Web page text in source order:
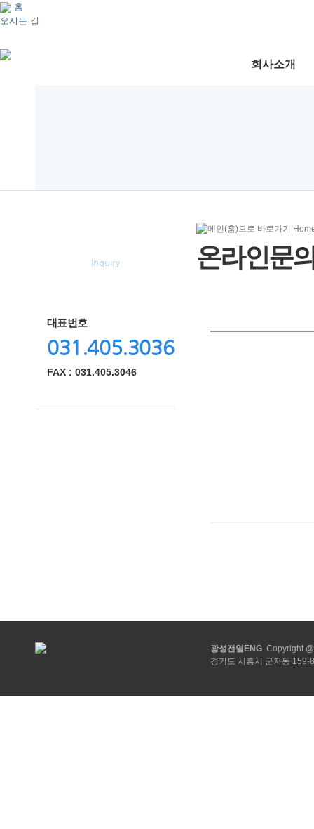
홈
오시는 길
회사소개
Inquiry
대표번호
031.405.3036
FAX : 031.405.3046
온라인문
광성전열ENG Copyright
경기도 시흥시 군자동